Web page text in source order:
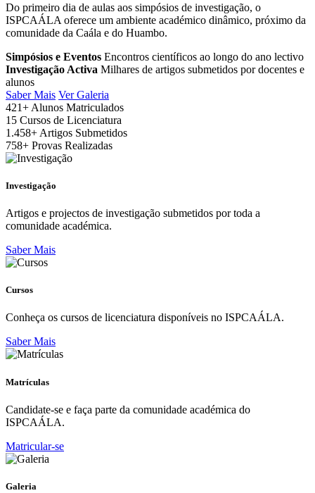
Do primeiro dia de aulas aos simpósios de investigação, o
ISPCAÁLA oferece um ambiente académico dinâmico, próximo da
comunidade da Caála e do Huambo.
Simpósios e Eventos Encontros científicos ao longo do ano lectivo
Investigação Activa Milhares de artigos submetidos por docentes e
alunos
Saber Mais Ver Galeria
421+ Alunos Matriculados
15 Cursos de Licenciatura
1.458+ Artigos Submetidos
758+ Provas Realizadas
Investigação
Artigos e projectos de investigação submetidos por toda a
comunidade académica.
Saber Mais
Cursos
Conheça os cursos de licenciatura disponíveis no ISPCAÁLA.
Saber Mais
Matrículas
Candidate-se e faça parte da comunidade académica do
ISPCAÁLA.
Matricular-se
Galeria